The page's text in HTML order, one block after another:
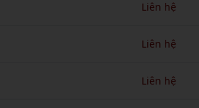
Liên hệ
Liên hệ
Liên hệ